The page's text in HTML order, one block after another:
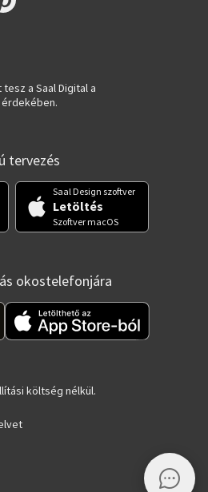
a Saal Digital a
tervezés
Saal Design szoftver
Letöltés
Szoftver macOS
okostelefonjára
költség nélkül.